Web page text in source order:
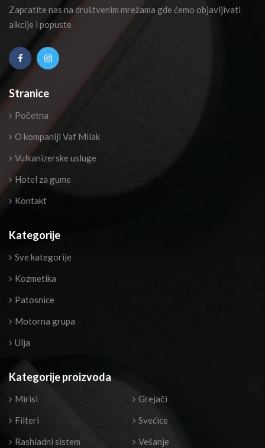
Zapratite nas na društvenim mrežama gde ćemo objavljivati
alkcije i popuste
Stranice
Početna
O kompaniji Vaf Milak
Vulkanizerske usluge
Hotel za gume
Kontakt
Kategorije
Sve kategorije
Kozmetika
Patosnice
Motorna grupa
Ulja
Kategorije proizvoda
Mirisi
Filteri
Rashladni sistem
Grejači
Svećice
Vešanje